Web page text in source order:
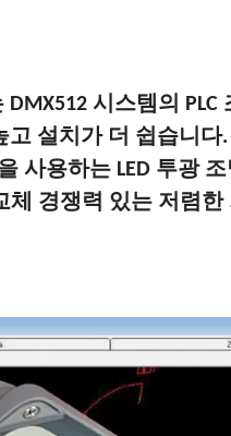
시스템의
고 설치가 더 쉽습니다.
사용하는 LED 투광
경쟁력 있는 저렴